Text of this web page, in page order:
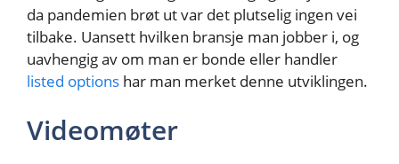
da pandemien brøt ut var det plutselig ingen vei
tilbake. Uansett hvilken bransje man jobber i, og
uavhengig av om man er bonde eller handler
listed options har man merket denne utviklingen.
Videomøter